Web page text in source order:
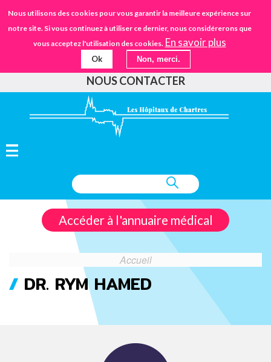
Nous utilisons des cookies pour vous garantir la meilleure expérience sur
notre site. Si vous continuez à utiliser ce dernier, nous considérerons que
vous acceptez l'utilisation des cookies. En savoir plus
Ok Non, merci.
Aller
au
contenu
principal
URGENCES STANDARD
02.37.30.30.30
IFSANTÉ CHARTRES
EHPAD
FAIRE UN DON
NOUS CONTACTER
Accéder à l'annuaire médical
Accueil
DR. RYM HAMED